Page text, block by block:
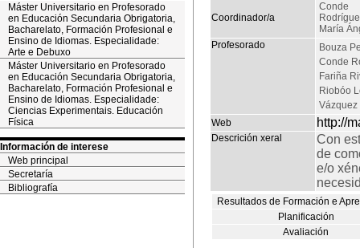
Máster Universitario en Profesorado
en Educación Secundaria Obrigatoria,
Bacharelato, Formación Profesional e
Ensino de Idiomas. Especialidade:
Arte e Debuxo
Máster Universitario en Profesorado
en Educación Secundaria Obrigatoria,
Bacharelato, Formación Profesional e
Ensino de Idiomas. Especialidade:
Ciencias Experimentais. Educación
Física
Información de interese
Web principal
Secretaría
Bibliografía
Coordinador/a
Conde
María
Profesorado
Bouza
Conde
Fariña
Riobóo
Vázquez
Web
http://
Descrición xeral
Con
de
e/o
Resultados de Formación e
Planificación
Avaliación